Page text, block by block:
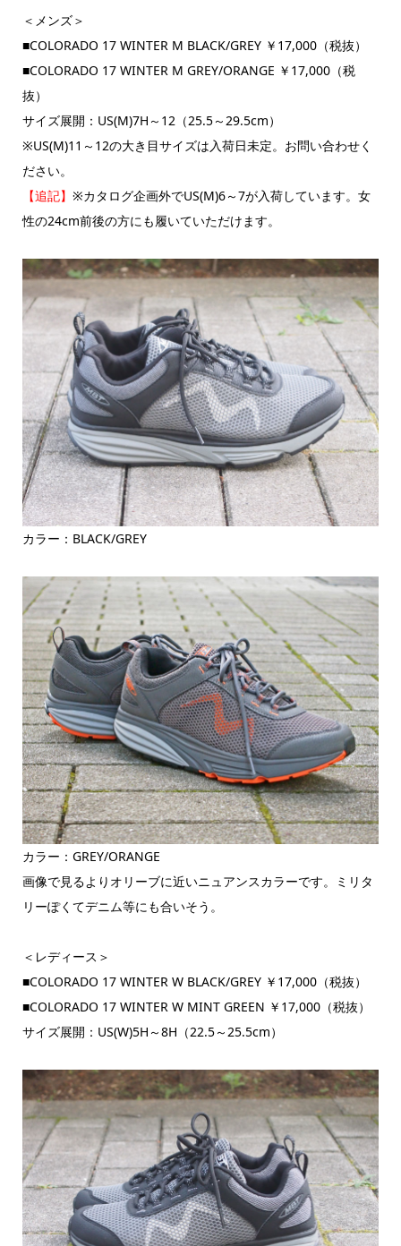
＜メンズ＞
■COLORADO 17 WINTER M BLACK/GREY ￥17,000（税抜）
■COLORADO 17 WINTER M GREY/ORANGE ￥17,000（税
抜）
サイズ展開：US(M)7H～12（25.5～29.5cm）
※US(M)11～12の大き目サイズは入荷日未定。お問い合わせく
ださい。
【追記】 ※カタログ企画外でUS(M)6～7が入荷しています。女
性の24cm前後の方にも履いていただけます。
カラー：BLACK/GREY
カラー：GREY/ORANGE
画像で見るよりオリーブに近いニュアンスカラーです。ミリタ
リーぽくてデニム等にも合いそう。
＜レディース＞
■COLORADO 17 WINTER W BLACK/GREY ￥17,000（税抜）
■COLORADO 17 WINTER W MINT GREEN ￥17,000（税抜）
サイズ展開：US(W)5H～8H（22.5～25.5cm）